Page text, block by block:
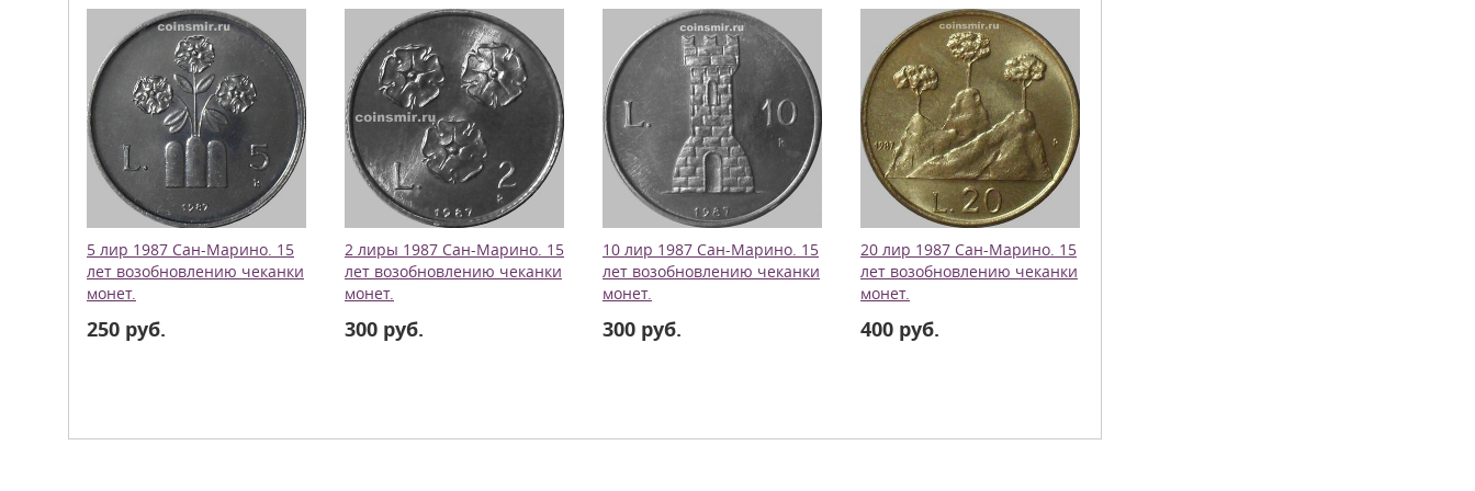
5 лир 1987 Сан-Марино. 15
лет возобновлению чеканки
монет.
250 руб.
2 лиры 1987 Сан-Марино. 15
лет возобновлению чеканки
монет.
300 руб.
10 лир 1987 Сан-Марино. 15
лет возобновлению чеканки
монет.
300 руб.
20 лир 1987 Сан-Марино. 15
лет возобновлению чеканки
монет.
400 руб.